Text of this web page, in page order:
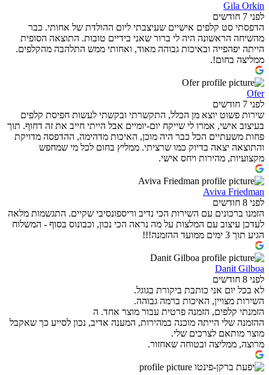
Gila Orkin
לפני 7 חודשים
הדפסתי סט קלפים אישיים שעיצבתי ליום ההולדת של אחותי. כבר
מהשיחה הראשונה היה לי ברור שאני בידיים טובות. התוצאה הסופית
הייתה יפהפייה ובאיכות גבוהה מאוד, ואחותי ממש התלהבה מהקלפים.
ממליצה בחום!.
Ofer
לפני 7 חודשים
שירות פשוט יוצא מן הכלל, התקשרתי ובקשתי לעשות חפיסת קלפים
בעיצוב אישי, אמרו לי שייקח יום-יומיים אבל הייתי חייב את זה דחוף. תוך
פחות משעתיים הכל כבר היה מוכן, האיכות מדהימה, ההדפסה מדויקת
והתוצאה יצאה בדיוק כמו שרציתי. ממליץ בחום לכל מי שמחפש
מקצועיות, מהירות ויחס אישי.
Aviva Friedman
לפני 8 חודשים
הזמנו ברכונים עם השירות הכי נדיב וריספונסיבי שקיים. התגשמות מלאה
לעדכן עיצוב עם המלצות על מה נראה הכי נכון, וכבונוס בסוף - המשלוח
הגיע תוך 3 ימים ממועד ההזמנה!!!
Danit Gilboa
לפני 8 חודשים
לא בכל יום אני כותבת ביקורת בגוגל.
השירות מצויין, האיכות ברמה גבוהה.
הזמנתי קלפים, הזמנה פרטית עבור מוצר אחד. ה
ההזמנה שלי הייתה מוכנה במהירות, המענה אדיב, נכון לסייע כך שאקבל
מוצר מותאם לצרכים שלי.
מרוצה, ממליצה ובטוחה שאחזור.